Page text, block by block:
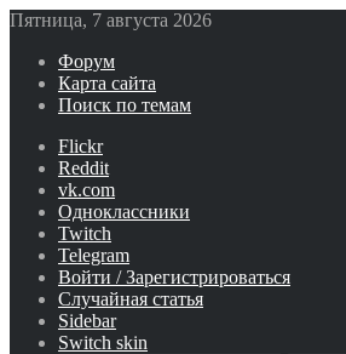
Пятница, 7 августа 2026
Форум
Карта сайта
Поиск по темам
Flickr
Reddit
vk.com
Одноклассники
Twitch
Telegram
Войти / Зарегистрироваться
Случайная статья
Sidebar
Switch skin